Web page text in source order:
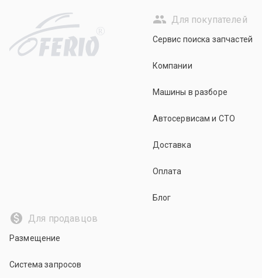
R
Для покупателей
Сервис поиска запчастей
Компании
Машины в разборе
Автосервисам и СТО
Доставка
Оплата
Блог
Для продавцов
Размещение
Система запросов